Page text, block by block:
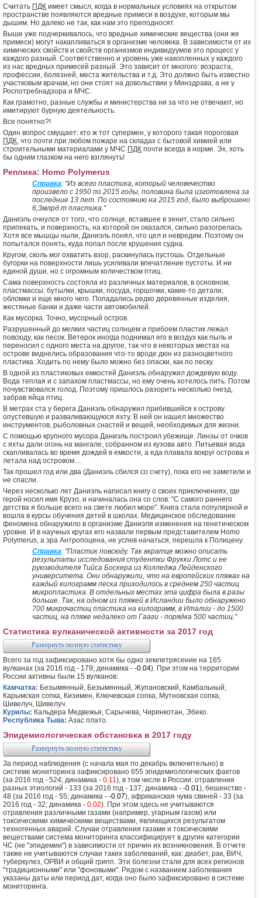
Считать ПДК имеет смысл, когда в нормальных условиях на открытом
пространстве появляются вредные примеси в воздухе, которым мы
дышим. Но далеко не так, как нам это преподносят.
Выше уже подчеркивалось, что вредные химические вещества (они же
примеси) могут накапливаться в организме человека. В зависимости от их
химических свойств и свойств организмов индивидуумов это процесс у
каждого разный. Соответственно и уровень уже накопленных у каждого
из нас вредных примесей разный. Это зависит от многого: возраста,
профессии, болезней, места жительства и т.д. Это должно быть известно
участковым врачам, но они стоят на довольствии у Минздрава, а не у
Роспотребнадзора и МЧС.
Как грамотно, разные службы и министерства ни за что не отвечают, но
имитируют бурную деятельность.
Все понятно?!
Один вопрос смущает: кто ж тот супермен, у которого такая пороговая
ПДК, что почти при любом пожаре на складах с бытовой химией или
строительными материалами у МЧС ПДК почти всегда в норме. Эх, хоть
бы одним глазком на него взглянуть!
Реплика: Homo Polymerus
Справка: "Из всего пластика, который человечество
произвело с 1950 по 2015 годы, половина была изготовлена за
последние 13 лет. По состоянию на 2015 год, было выброшено
6,3млрд.т пластика."
Даниэль очнулся от того, что солнце, вставшее в зенит, стало сильно
припекать, и поверхность, на которой он оказался, сильно разогрелась.
Хотя все мышцы ныли, Даниэль понял, что цел и невредим. Поэтому он
попытался понять, куда попал после крушения судна.
Кругом, сколь мог охватить взор, раскинулась пустошь. Отдельные
бугорки на поверхности лишь усиливали впечатление пустоты. И ни
единой души, но с огромным количеством птиц.
Сама поверхность состояла из различных материалов, в основном,
пластмассы: бутылки, крышки, посуда, горшочки, какие-то детали,
обломки и еще много чего. Попадались редко деревянные изделия,
жестяные банки и даже части автомобилей.
Как мусорка. Точно, мусорный остров.
Разрушенный до мелких частиц солнцем и прибоем пластик лежал
повсюду, как песок. Ветерок иногда поднимал его в воздух как пыль и
переносил с одного места на другое, так что в некоторых местах на
острове виднелись образования что-то вроде дюн из разноцветного
пластика. Ходить по нему было можно без опаски, как по песку.
В одной из пластиковых емкостей Даниэль обнаружил дождевую воду.
Вода теплая и с запахом пластмассы, но ему очень хотелось пить. Потом
почувствовался голод. Поэтому пришлось разорить несколько гнезд,
забрав яйца птиц.
В метрах ста у берега Даниэль обнаружил прибившийся к острову
опустевшую и разваливающуюся яхту. В ней он нашел множество
инструментов, рыболовных снастей и вещей, необходимых для жизни.
С помощью крупного мусора Даниэль построил убежище. Линзы от очков
с яхты дали огонь на мангале, собранном из кузова авто. Питьевая вода
скапливалась во время дождей в емкости, а еда плавала вокруг острова и
летала над островом…
Так прошел год или два (Даниэль сбился со счету), пока его не заметили и
не спасли.
Через несколько лет Даниэль написал книгу о своих приключениях, где
герой носил имя Крузо, и начиналась она со слов: "С самого раннего
детства я больше всего на свете любил море". Книга стала популярной и
вошла в курсы обучения детей в школах. Медицинское обследование
феномена обнаружило в организме Даниэля изменения на генетическом
уровне. И в научных кругах его назвали первым представителем Homo
Polymerus, а эра Антропоцена, не успев начаться, перешла к Полицену.
Справка: "Пластик повсюду. Так вкратце можно описать
результаты исследования студентки Фрукки Лотс и ее
руководителя Тийса Боскера из Колледжа Лейденского
университета. Они обнаружили, что на европейских пляжах на
каждый килограмм песка приходилось в среднем 250 частиц
микропластика. В отдельных местах эта цифра была в разы
больше. Так, на одном из пляжей в Исландии было обнаружено
700 микрочастиц пластика на килограмм, в Италии - до 1500
частиц, на пляже недалеко от Гааги - порядка 500 частиц."
Статистика вулканической активности за 2017 год
Развернуть полную статистику
Всего за год зафиксировано хотя бы одно землетрясение на 165
вулканах (за 2016 год - 179; динамика - -0.04). При этом на территории
России активны были 15 вулканов:
Камчатка: Безымянный, Безымянный, Жупановский, Камбальный,
Карымская сопка, Кизимен, Ключевская сопка, Мутновская сопка,
Шивелуч, Шивелуч.
Курилы: Кальдера Медвежья, Сарычева, Чиринкотан, Эбеко.
Республика Тыва: Азас плато.
Эпидемиологическая обстановка в 2017 году
Развернуть полную статистику
За период наблюдения (с начала мая по декабрь включительно) в
системе мониторинга зафиксировано 655 эпидемиологических фактов
(за 2016 год - 524; динамика - 0.11), в том числе в России: отравления
разных этиологий - 133 (за 2016 год - 137; динамика - -0.01), бешенство -
48 (за 2016 год - 55; динамика - -0.07), африканская чума свиней - 33 (за
2016 год - 32; динамика - 0.02). При этом здесь не учитываются
отравления различными газами (например, угарным газом) или
токсическими химическими веществами, являющихся результатом
техногенных аварий. Случаи отравления газами и токсическими
веществами система мониторинга классифицирует в другие категории
ЧС (не "эпидемии") в зависимости от причин их возникновения. В отчете
также не учитываются случаи таких заболеваний, как: диабет, рак, ВИЧ,
туберкулез, ОРВИ и общий грипп. Эти болезни стали для всех регионов
"традиционными" или "фоновыми". Рядом с названием заболевания
указаны даты или период дат, когда оно было зафиксировано в системе
мониторинга.